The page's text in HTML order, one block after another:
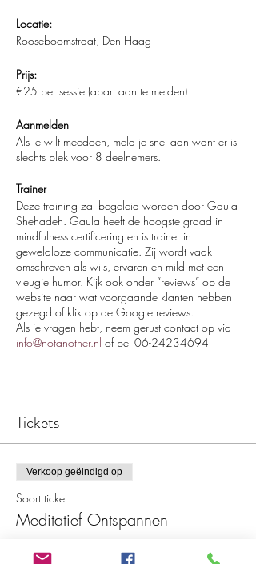
Locatie:
Rooseboomstraat, Den Haag
Prijs:
€25 per sessie (apart aan te melden)
Aanmelden
Als je wilt meedoen, meld je snel aan want er is
slechts plek voor 8 deelnemers.
Trainer
Deze training zal begeleid worden door Gaula
Shehadeh. Gaula heeft de hoogste graad in
mindfulness certificering en is trainer in
geweldloze communicatie. Zij wordt vaak
omschreven als wijs, ervaren en mild met een
vleugje humor. Kijk ook onder “reviews” op de
website naar wat voorgaande klanten hebben
gezegd of klik op de Google reviews.
Als je vragen hebt, neem gerust contact op via
info@notanother.nl of bel 06-24234694
Tickets
Verkoop geëindigd op
Soort ticket
Meditatief Ontspannen
Meer info